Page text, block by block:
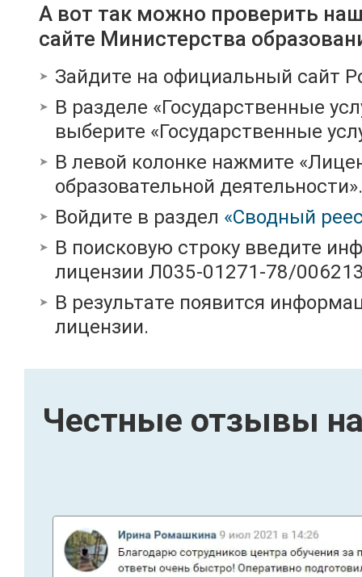
А вот так можно проверить
сайте Министерства
Зайдите на официальный сайт
В разделе «Государственные
выберите «Государственные
В левой колонке нажмите
образовательной деятельности».
Войдите в раздел «Сводный
В поисковую строку введите
лицензии Л035-01271-78/
В результате появится
лицензии.
Честные отзывы